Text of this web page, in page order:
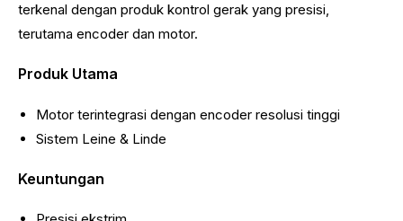
terkenal dengan produk kontrol gerak yang presisi,
terutama encoder dan motor.
Produk Utama
Motor terintegrasi dengan encoder resolusi tinggi
Sistem Leine & Linde
Keuntungan